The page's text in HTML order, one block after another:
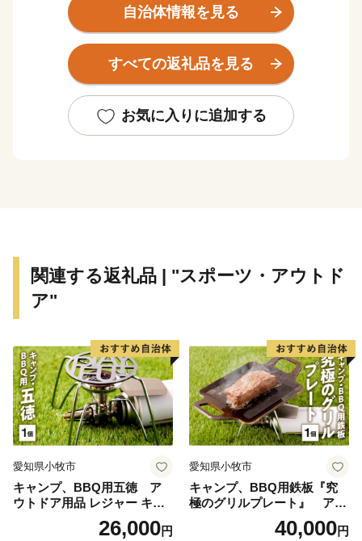
農業や農産加工業が盛んで、肉用牛、豚、鶏を合わせた
畜産農業産出額が日本一を誇る畜産のまちです。当市の
牛、豚、鶏は、雄大な霧島連山の自然に囲まれた大地で
生まれ、清らかな水、良質な飼料、農家の温かい愛情が
日本一の出荷額を誇る焼酎は、霧島山麓で育つサツマイ
モや地下深くからくみ上げられた清らかな水などを原料
寄附者様からいただいた個人情報は、都城市が責任をも
って安全に蓄積・保管し、第三者に譲渡・提供すること
寄附者様からいただいた個人情報は、商品の発送とご連
絡、いただいたふるさと納税の使い道に関する報告、都
城市が主催・出展するふるさと納税関連イベント情報の
提供、都城市のふるさと納税に関する情報提供のため、
使用させていただきます。
また、上記の手段としては、電子メールの配信やパンフ
レット等の郵送をさせていただく場合がございます。
御不明な点や、配信・郵送の停止等のご希望がございま
したら、都城市ふるさと納税担当(0986-58-7727、
support3@furusato-miyakonojo.jp )までご連絡くださ
自治体情報を見る
すべての返礼品を見る
お気に入りに追加する
関連する返礼品 | "スポーツ・アウトド
ア"
愛知県小牧市
キャンプ、BBQ用五徳 ア
ウトドア用品 レジャー キャ
ンプ バーベキュー BBQ 五徳
26,000円
愛知県小牧市
キャンプ、BBQ用鉄板『究
極のグリルプレート』 アウ
トドア用品 レジャー キャン
プ バーベキュー BBQ 鉄板
40,000円